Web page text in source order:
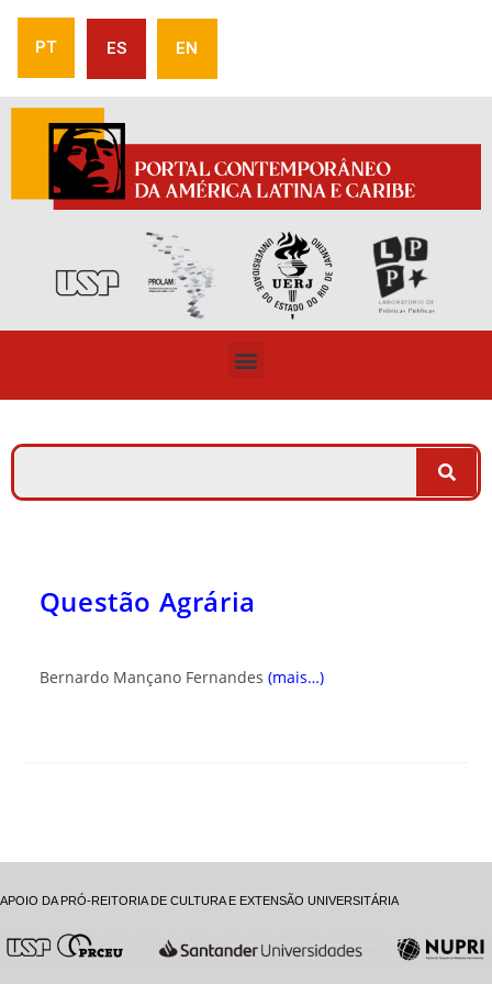
PT ES EN
Questão Agrária
Bernardo Mançano Fernandes (mais…)
APOIO DA PRÓ-REITORIA DE CULTURA E EXTENSÃO UNIVERSITÁRIA